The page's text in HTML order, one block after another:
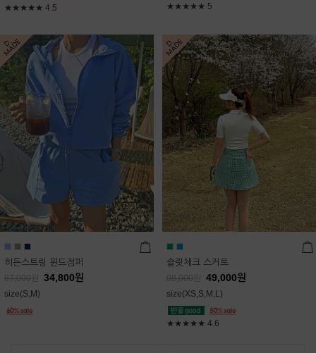
★★★★★ 4.5 ★★★★★ 5
히든스트링 윈드점퍼
87,000 34,800원
size(S,M)
슬릿체크 스커트
98,000 49,000원
size(XS,S,M,L)
★★★★★ 4.6